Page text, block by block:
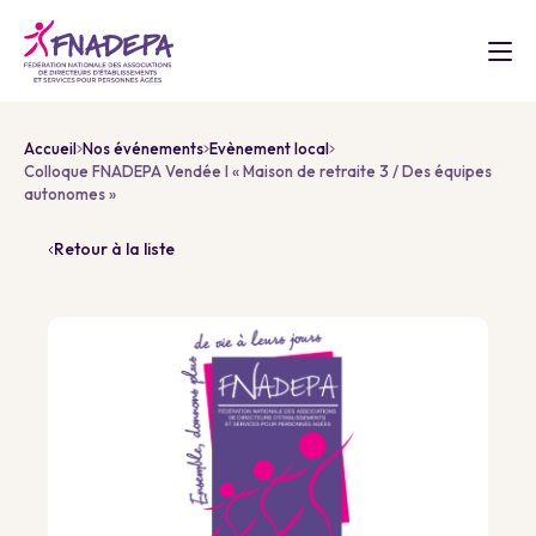
Accueil Nos événements Evènement local
Colloque FNADEPA Vendée I « Maison de retraite 3 / Des équipes
autonomes »
Retour à la liste